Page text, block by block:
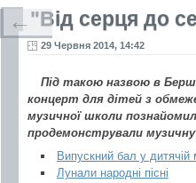
"Від серця до
29 Червня 2014, 14:42
Під такою назвою в
концерт для дітей з
музичної школи
продемонстрували
Випускний бал у дитячій
Лунали народні пісні
←